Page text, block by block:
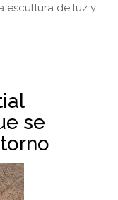
escultura de luz y
se